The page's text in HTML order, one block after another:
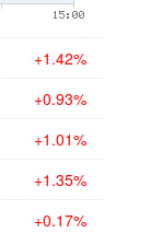
+1.42%
+0.93%
+1.01%
+1.35%
+0.17%